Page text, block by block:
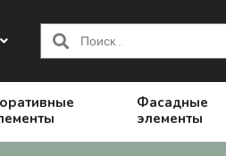
Фасадные
элементы